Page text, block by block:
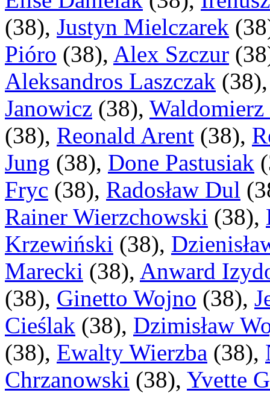
(38), Justyn Mielczarek (38
Pióro (38), Alex Szczur (38
Aleksandros Laszczak (38
Janowicz (38), Waldomierz
(38), Reonald Arent (38),
Jung (38), Done Pastusiak (
Fryc (38), Radosław Dul (
Rainer Wierzchowski (38),
Krzewiński (38),
Marecki (38), Anward
(38), Ginetto Wojno (38),
Cieślak (38), Dzimisław
(38), Ewalty Wierzba (38),
Chrzanowski (38), Yvette